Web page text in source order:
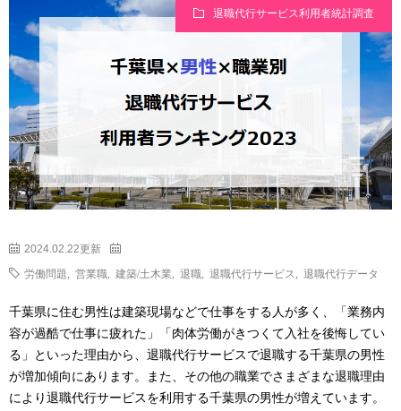
退職代行サービス利用者統計調査
2024.02.22更新
労働問題 営業職 建築/土木業 退職 退職代行サービス 退職代行データ
千葉県に住む男性は建築現場などで仕事をする人が多く、「業務内
容が過酷で仕事に疲れた」「肉体労働がきつくて入社を後悔してい
る」といった理由から、退職代行サービスで退職する千葉県の男性
が増加傾向にあります。また、その他の職業でさまざまな退職理由
により退職代行サービスを利用する千葉県の男性が増えています。